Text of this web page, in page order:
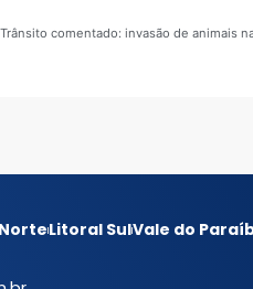
Trânsito comentado: invasão de animais
Litoral SulVale do